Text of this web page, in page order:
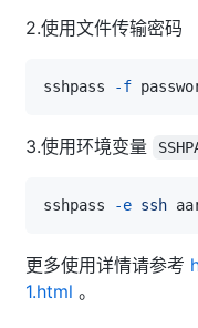
2.使用文件传输密码
sshpass -f
3.使用环境变量
sshpass -e ssh
更多使用详情请参考
1.html 。